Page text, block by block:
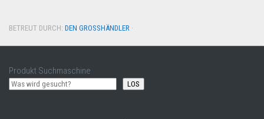
BETREUT DURCH: DEN GROSSHÄNDLER ·
Produkt Suchmaschine
LOS